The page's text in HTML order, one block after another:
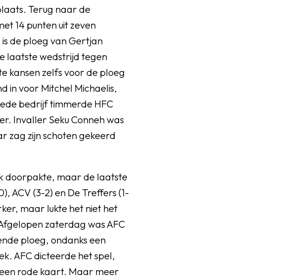
Terug naar de
14 punten uit zeven
de ploeg van Gertjan
laatste wedstrijd tegen
kansen zelfs voor de ploeg
in voor Mitchel Michaelis,
bedrijf timmerde HFC
Invaller Seku Conneh was
zag zijn schoten gekeerd
doorpakte, maar de laatste
ACV (3-2) en De Treffers (1-
maar lukte het niet het
zaterdag was AFC
ploeg, ondanks een
AFC dicteerde het spel,
rode kaart. Maar meer